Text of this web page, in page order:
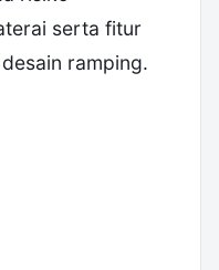
serta fitur
ramping.